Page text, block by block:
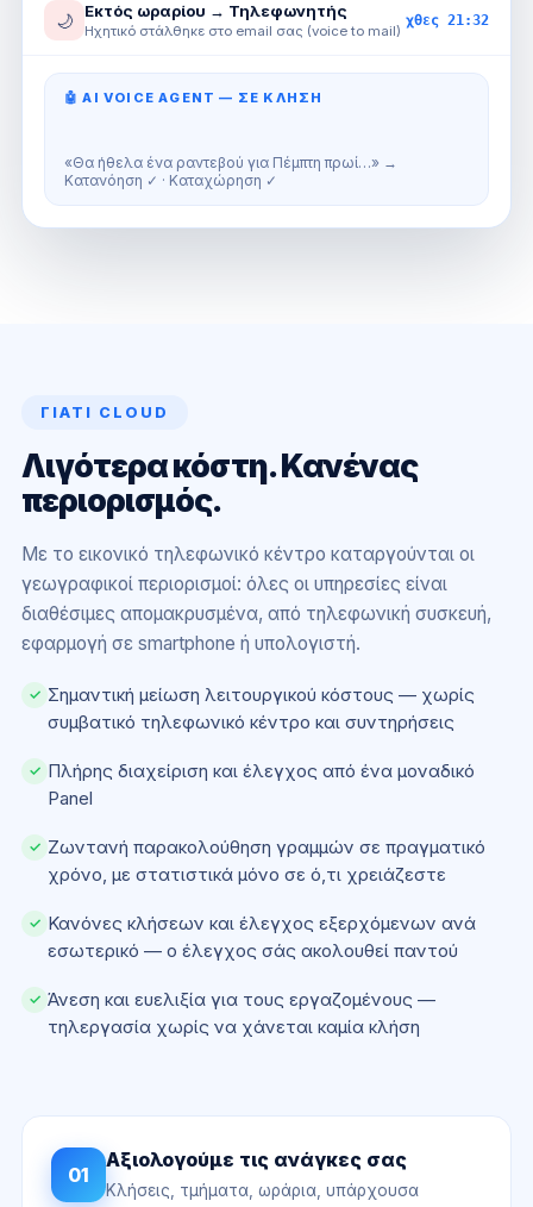
🌙 Εκτός ωραρίου → Τηλεφωνητής
Ηχητικό στάλθηκε στο email σας (voice to mail)
χθες 21:32
🤖 AI VOICE AGENT — ΣΕ ΚΛΉΣΗ
«Θα ήθελα ένα ραντεβού για Πέμπτη πρωί…» →
Κατανόηση ✓ · Καταχώρηση ✓
ΓΙΑΤΊ CLOUD
Λιγότερα κόστη. Κανένας
περιορισμός.
Με το εικονικό τηλεφωνικό κέντρο καταργούνται οι
γεωγραφικοί περιορισμοί: όλες οι υπηρεσίες είναι
διαθέσιμες απομακρυσμένα, από τηλεφωνική συσκευή,
εφαρμογή σε smartphone ή υπολογιστή.
✓ Σημαντική μείωση λειτουργικού κόστους — χωρίς
συμβατικό τηλεφωνικό κέντρο και συντηρήσεις
✓ Πλήρης διαχείριση και έλεγχος από ένα μοναδικό
Panel
✓ Ζωντανή παρακολούθηση γραμμών σε πραγματικό
χρόνο, με στατιστικά μόνο σε ό,τι χρειάζεστε
✓ Κανόνες κλήσεων και έλεγχος εξερχόμενων ανά
εσωτερικό — ο έλεγχος σάς ακολουθεί παντού
✓ Άνεση και ευελιξία για τους εργαζομένους —
τηλεργασία χωρίς να χάνεται καμία κλήση
01
Αξιολογούμε τις ανάγκες σας
Κλήσεις, τμήματα, ωράρια, υπάρχουσα